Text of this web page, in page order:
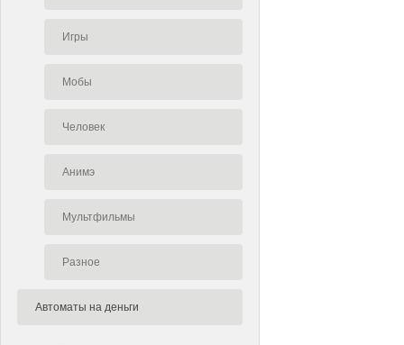
Игры
Мобы
Человек
Анимэ
Мультфильмы
Разное
Автоматы на деньги